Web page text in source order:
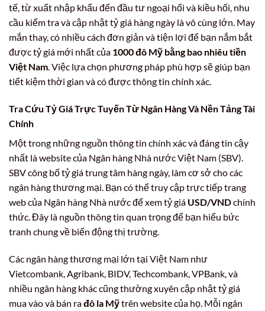
tế, từ xuất nhập khẩu đến đầu tư ngoại hối và kiều hối, nhu
cầu kiểm tra và cập nhật tỷ giá hàng ngày là vô cùng lớn. May
mắn thay, có nhiều cách đơn giản và tiện lợi để bạn nắm bắt
được tỷ giá mới nhất của 1000 đô Mỹ bằng bao nhiêu tiền
Việt Nam. Việc lựa chọn phương pháp phù hợp sẽ giúp bạn
tiết kiệm thời gian và có được thông tin chính xác.
Tra Cứu Tỷ Giá Trực Tuyến Từ Ngân Hàng Và Nền Tảng Tài
Chính
Một trong những nguồn thông tin chính xác và đáng tin cậy
nhất là website của Ngân hàng Nhà nước Việt Nam (SBV).
SBV công bố tỷ giá trung tâm hàng ngày, làm cơ sở cho các
ngân hàng thương mại. Bạn có thể truy cập trực tiếp trang
web của Ngân hàng Nhà nước để xem tỷ giá USD/VNDchính
thức. Đây là nguồn thông tin quan trọng để bạn hiểu bức
tranh chung về biến động thị trường.
Các ngân hàng thương mại lớn tại Việt Nam như
Vietcombank, Agribank, BIDV, Techcombank, VPBank, và
nhiều ngân hàng khác cũng thường xuyên cập nhật tỷ giá
mua vào và bán rađô la Mỹtrên website của họ. Mỗi ngân